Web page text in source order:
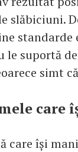
slăbiciuni.
le suportă
simt
care
care își